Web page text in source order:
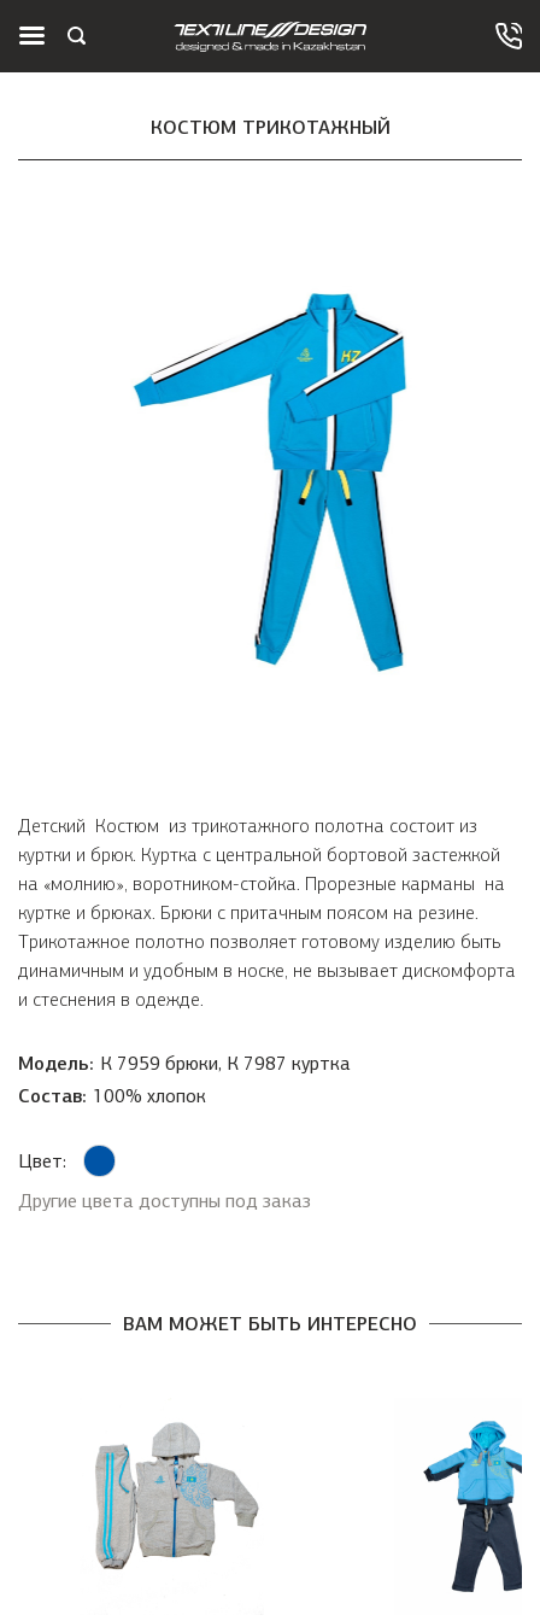
КОСТЮМ ТРИКОТАЖНЫЙ
Детский Костюм из трикотажного полотна состоит из
куртки и брюк. Куртка с центральной бортовой застежкой
на «молнию», воротником-стойка. Прорезные карманы на
куртке и брюках. Брюки с притачным поясом на резине.
Трикотажное полотно позволяет готовому изделию быть
динамичным и удобным в носке, не вызывает дискомфорта
и стеснения в одежде.
Модель: К 7959 брюки, К 7987 куртка
Состав: 100% хлопок
Цвет:
Другие цвета доступны под заказ
ВАМ МОЖЕТ БЫТЬ ИНТЕРЕСНО